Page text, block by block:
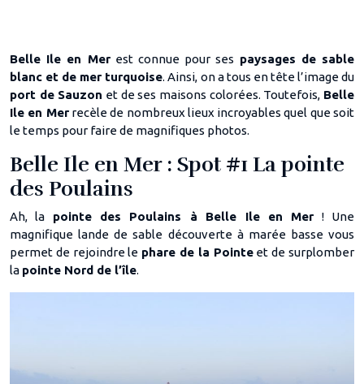
Belle Ile en Merest connue pour ses paysages de sable
blanc et de mer turquoise. Ainsi, on a tous en tête l’image du
port de Sauzon et de ses maisons colorées. Toutefois, Belle
Ile en Merrecèle de nombreux lieux incroyables quel que soit
le temps pour faire de magnifiques photos.
Belle Ile en Mer : Spot #1 La pointe
des Poulains
Ah, la pointe des Poulains à Belle Ile en Mer ! Une
magnifique lande de sable découverte à marée basse vous
permet de rejoindre le phare de la Pointeet de surplomber
la pointe Nord de l’île.